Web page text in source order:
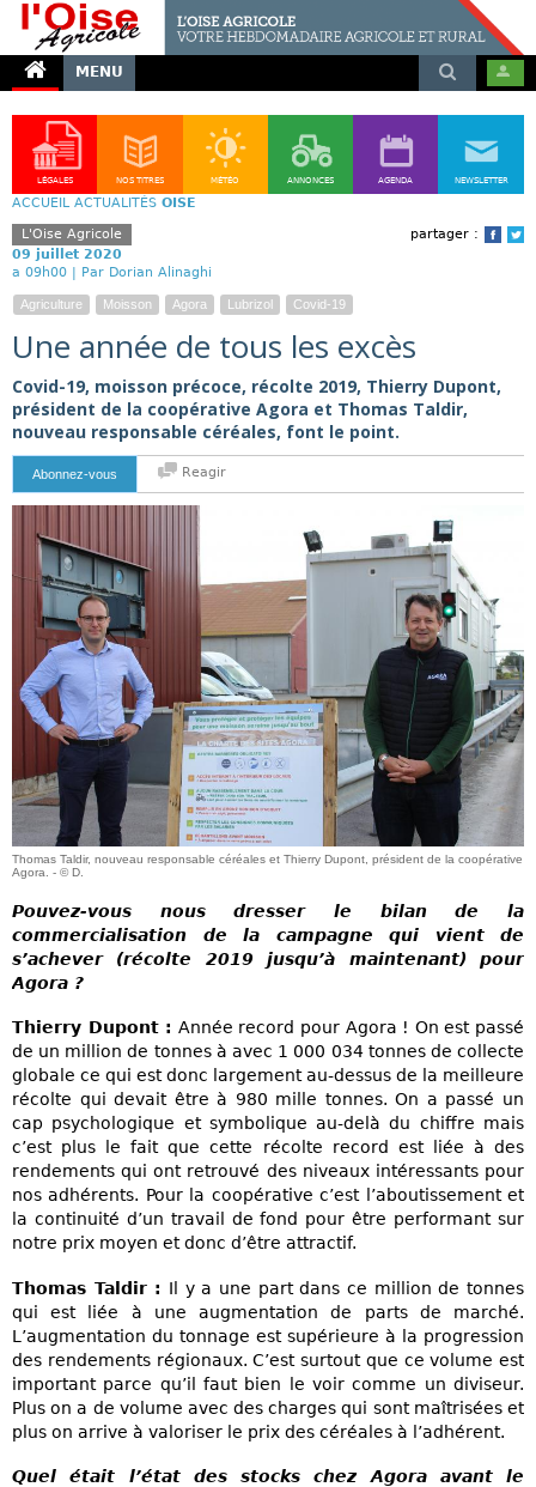
MENU
LÉGALES NOS TITRES MÉTÉO ANNONCES AGENDA NEWSLETTER
ACCUEIL ACTUALITÉS OISE
partager :
L'Oise Agricole
09 juillet 2020
a 09h00 | Par Dorian Alinaghi
Agriculture Moisson Agora Lubrizol Covid-19
Une année de tous les excès
Covid-19, moisson précoce, récolte 2019, Thierry Dupont,
président de la coopérative Agora et Thomas Taldir,
nouveau responsable céréales, font le point.
Abonnez-vous Reagir
Thomas Taldir, nouveau responsable céréales et Thierry Dupont, président de la coopérative
Agora. - © D.
Pouvez-vous nous dresser le bilan de la
commercialisation de la campagne qui vient de
s’achever (récolte 2019 jusqu’à maintenant) pour
Agora ?
Thierry Dupont : Année record pour Agora ! On est passé
de un million de tonnes à avec 1 000 034 tonnes de collecte
globale ce qui est donc largement au-dessus de la meilleure
récolte qui devait être à 980 mille tonnes. On a passé un
cap psychologique et symbolique au-delà du chiffre mais
c’est plus le fait que cette récolte record est liée à des
rendements qui ont retrouvé des niveaux intéressants pour
nos adhérents. Pour la coopérative c’est l’aboutissement et
la continuité d’un travail de fond pour être performant sur
notre prix moyen et donc d’être attractif.
Thomas Taldir : Il y a une part dans ce million de tonnes
qui est liée à une augmentation de parts de marché.
L’augmentation du tonnage est supérieure à la progression
des rendements régionaux. C’est surtout que ce volume est
important parce qu’il faut bien le voir comme un diviseur.
Plus on a de volume avec des charges qui sont maîtrisées et
plus on arrive à valoriser le prix des céréales à l’adhérent.
Quel était l’état des stocks chez Agora avant le